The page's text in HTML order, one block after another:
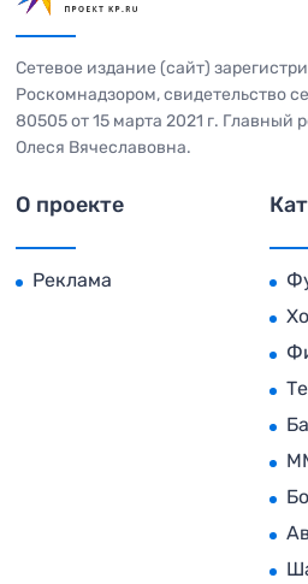
Сетевое издание (сайт)
Роскомнадзором, свидетельство
80505 от 15 марта 2021 г. Главный
Олеся Вячеславовна.
О проекте
Реклама